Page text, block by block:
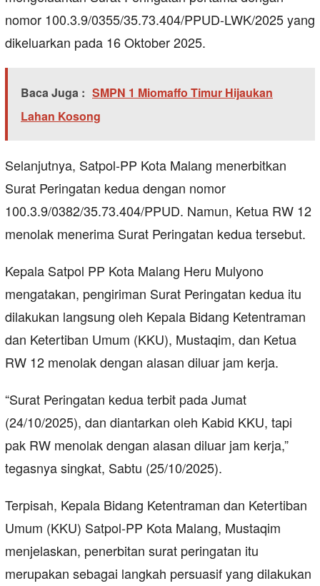
nomor 100.3.9/0355/35.73.404/PPUD-LWK/2025 yang
dikeluarkan pada 16 Oktober 2025.
Baca Juga : SMPN 1 Miomaffo Timur Hijaukan
Lahan Kosong
Selanjutnya, Satpol-PP Kota Malang menerbitkan
Surat Peringatan kedua dengan nomor
100.3.9/0382/35.73.404/PPUD. Namun, Ketua RW 12
menolak menerima Surat Peringatan kedua tersebut.
Kepala Satpol PP Kota Malang Heru Mulyono
mengatakan, pengiriman Surat Peringatan kedua itu
dilakukan langsung oleh Kepala Bidang Ketentraman
dan Ketertiban Umum (KKU), Mustaqim, dan Ketua
RW 12 menolak dengan alasan diluar jam kerja.
“Surat Peringatan kedua terbit pada Jumat
(24/10/2025), dan diantarkan oleh Kabid KKU, tapi
pak RW menolak dengan alasan diluar jam kerja,”
tegasnya singkat, Sabtu (25/10/2025).
Terpisah, Kepala Bidang Ketentraman dan Ketertiban
Umum (KKU) Satpol-PP Kota Malang, Mustaqim
menjelaskan, penerbitan surat peringatan itu
merupakan sebagai langkah persuasif yang dilakukan